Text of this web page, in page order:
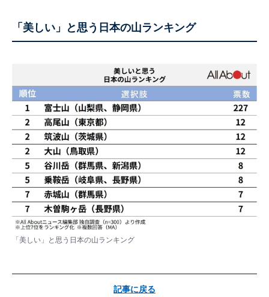
「美しい」と思う日本の山ランキング
「美しい」と思う日本の山ランキング
記事に戻る